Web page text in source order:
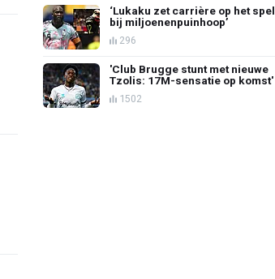
‘Lukaku zet carrière op het spel
bij miljoenenpuinhoop’
296
'Club Brugge stunt met nieuwe
Tzolis: 17M-sensatie op komst'
1502